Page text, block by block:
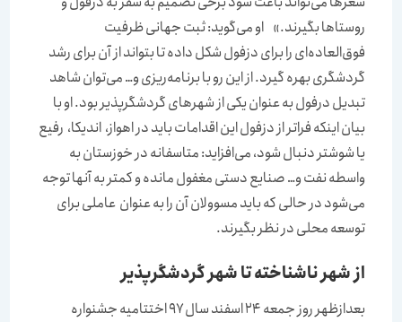
روستاها بگیرند.» او می‌گوید: ثبت جهانی ظرفیت
فوق‌‌‌العاده‌‌‌ای را برای دزفول شکل داده تا بتواند از آن برای رشد
گردشگری بهره گیرد. از این رو با برنامه‌‌‌ریزی و… می‌توان شاهد
تبدیل درفول به عنوان یکی از شهرهای گردشگرپذیر بود. او با
بیان اینکه فراتر از دزفول این اقدامات باید در اهواز، ‌‌‌ اندیکا، ‌‌‌ رفیع
یا شوشتر دنبال شود، می‌افزاید: متاسفانه در خوزستان به
واسطه نفت و… صنایع دستی مغفول مانده و کمتر به آنها توجه
می‌شود در حالی که باید مسوولان آن را به عنوان ‌‌‌ عاملی برای
توسعه محلی در نظر بگیرند.
از شهر ناشناخته تا شهر گردشگرپذیر
بعدازظهر روز جمعه ۲۴ اسفند سال ۹۷ اختتامیه جشنواره